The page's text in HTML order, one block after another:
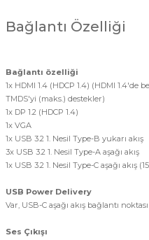
Bağlantı Özelliği
Bağlantı özelliği
1x HDMI 1.4 (HDCP 1.4) (HDMI 1.4'de
TMDS'yi (maks.) destekler)
1x DP 1.2 (HDCP 1.4)
1x VGA
1x USB 3.2 1. Nesil Type-B yukarı akış
3x USB 3.2 1. Nesil Type-A aşağı akış
1x USB 3.2 1. Nesil Type-C aşağı akış
USB Power Delivery
Var, USB-C aşağı akış bağlantı
Ses Çıkışı